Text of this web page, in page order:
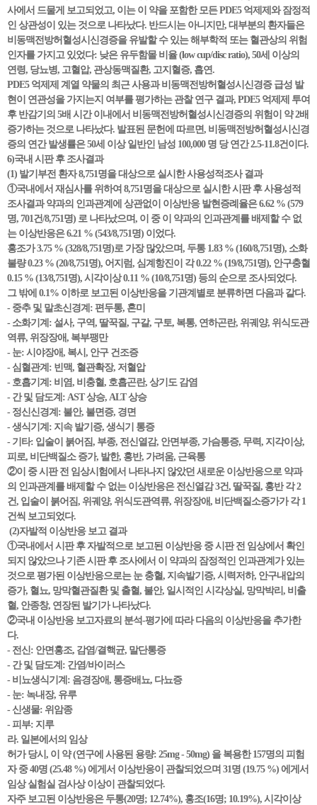
사에서 드물게 보고되었고, 이는 이 약을 포함한 모든 PDE5 억제제와 잠정적
인 상관성이 있는 것으로 나타났다. 반드시는 아니지만, 대부분의 환자들은
비동맥전방허혈성시신경증을 유발할 수 있는 해부학적 또는 혈관상의 위험
인자를 가지고 있었다: 낮은 유두함몰 비율 (low cup/disc ratio), 50세 이상의
연령, 당뇨병, 고혈압, 관상동맥질환, 고지혈증, 흡연.
PDE5 억제제 계열 약물의 최근 사용과 비동맥전방허혈성시신경증 급성 발
현이 연관성을 가지는지 여부를 평가하는 관찰 연구 결과, PDE5 억제제 투여
후 반감기의 5배 시간 이내에서 비동맥전방허혈성시신경증의 위험이 약 2배
증가하는 것으로 나타났다. 발표된 문헌에 따르면, 비동맥전방허혈성시신경
증의 연간 발생률은 50세 이상 일반인 남성 100,000 명 당 연간 2.5-11.8건이다.
6)국내 시판 후 조사결과
(1) 발기부전 환자 8,751명을 대상으로 실시한 사용성적조사 결과
①국내에서 재심사를 위하여 8,751명을 대상으로 실시한 시판 후 사용성적
조사결과 약과의 인과관계에 상관없이 이상반응 발현증례율은 6.62 % (579
명, 701건/8,751명) 로 나타났으며, 이 중 이 약과의 인과관계를 배제할 수 없
는 이상반응은 6.21 % (543/8,751명) 이었다.
홍조가 3.75 % (328/8,751명)로 가장 많았으며, 두통 1.83 % (160/8,751명), 소화
불량 0.23 % (20/8,751명), 어지럼, 심계항진이 각 0.22 % (19/8,751명), 안구충혈
0.15 % (13/8,751명), 시각이상 0.11 % (10/8,751명) 등의 순으로 조사되었다.
그 밖에 0.1% 이하로 보고된 이상반응을 기관계별로 분류하면 다음과 같다.
- 중추 및 말초신경계: 편두통, 혼미
- 소화기계: 설사, 구역, 딸꾹질, 구갈, 구토, 복통, 연하곤란, 위궤양, 위식도관
역류, 위장장애, 복부팽만
- 눈: 시야장애, 복시, 안구 건조증
- 심혈관계: 빈맥, 혈관확장, 저혈압
- 호흡기계: 비염, 비충혈, 호흡곤란, 상기도 감염
- 간 및 담도계: AST 상승, ALT 상승
- 정신신경계: 불안, 불면증, 경면
- 생식기계: 지속 발기증, 생식기 통증
- 기타: 입술이 붉어짐, 부종, 전신열감, 안면부종, 가슴통증, 무력, 지각이상,
피로, 비단백질소 증가, 발한, 홍반, 가려움, 근육통
②이 중 시판 전 임상시험에서 나타나지 않았던 새로운 이상반응으로 약과
의 인과관계를 배제할 수 없는 이상반응은 전신열감 3건, 딸꾹질, 홍반 각 2
건, 입술이 붉어짐, 위궤양, 위식도관역류, 위장장애, 비단백질소증가가 각 1
건씩 보고되었다.
(2)자발적 이상반응 보고 결과
①국내에서 시판 후 자발적으로 보고된 이상반응 중 시판 전 임상에서 확인
되지 않았으나 기존 시판 후 조사에서 이 약과의 잠정적인 인과관계가 있는
것으로 평가된 이상반응으로는 눈 충혈, 지속발기증, 시력저하, 안구내압의
증가, 혈뇨, 망막혈관질환 및 출혈, 불안, 일시적인 시각상실, 망막박리, 비출
혈, 안종창, 연장된 발기가 나타났다.
②국내 이상반응 보고자료의 분석-평가에 따라 다음의 이상반응을 추가한
다.
- 전신: 안면홍조, 감염/결핵균, 말단통증
- 간 및 담도계: 간염/바이러스
- 비뇨생식기계: 음경장애, 통증배뇨, 다뇨증
- 눈: 녹내장, 유루
- 신생물: 위암종
- 피부: 지루
라. 일본에서의 임상
허가 당시, 이 약 (연구에 사용된 용량: 25mg - 50mg) 을 복용한 157명의 피험
자 중 40명 (25.48 %) 에게서 이상반응이 관찰되었으며 31명 (19.75 %) 에게서
임상 실험실 검사상 이상이 관찰되었다.
자주 보고된 이상반응은 두통(20명; 12.74%), 홍조(16명; 10.19%), 시각이상